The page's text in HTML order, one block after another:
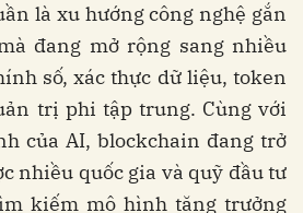
là xu hướng công nghệ gắn
đang mở rộng sang nhiều
số, xác thực dữ liệu, token
trị phi tập trung. Cùng với
của AI, blockchain đang trở
nhiều quốc gia và quỹ đầu tư
kiếm mô hình tăng trưởng